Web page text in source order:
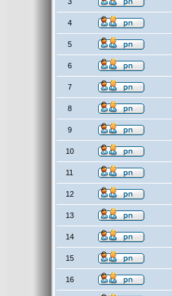
4
5
6
7
8
9
10
11
12
13
14
15
16